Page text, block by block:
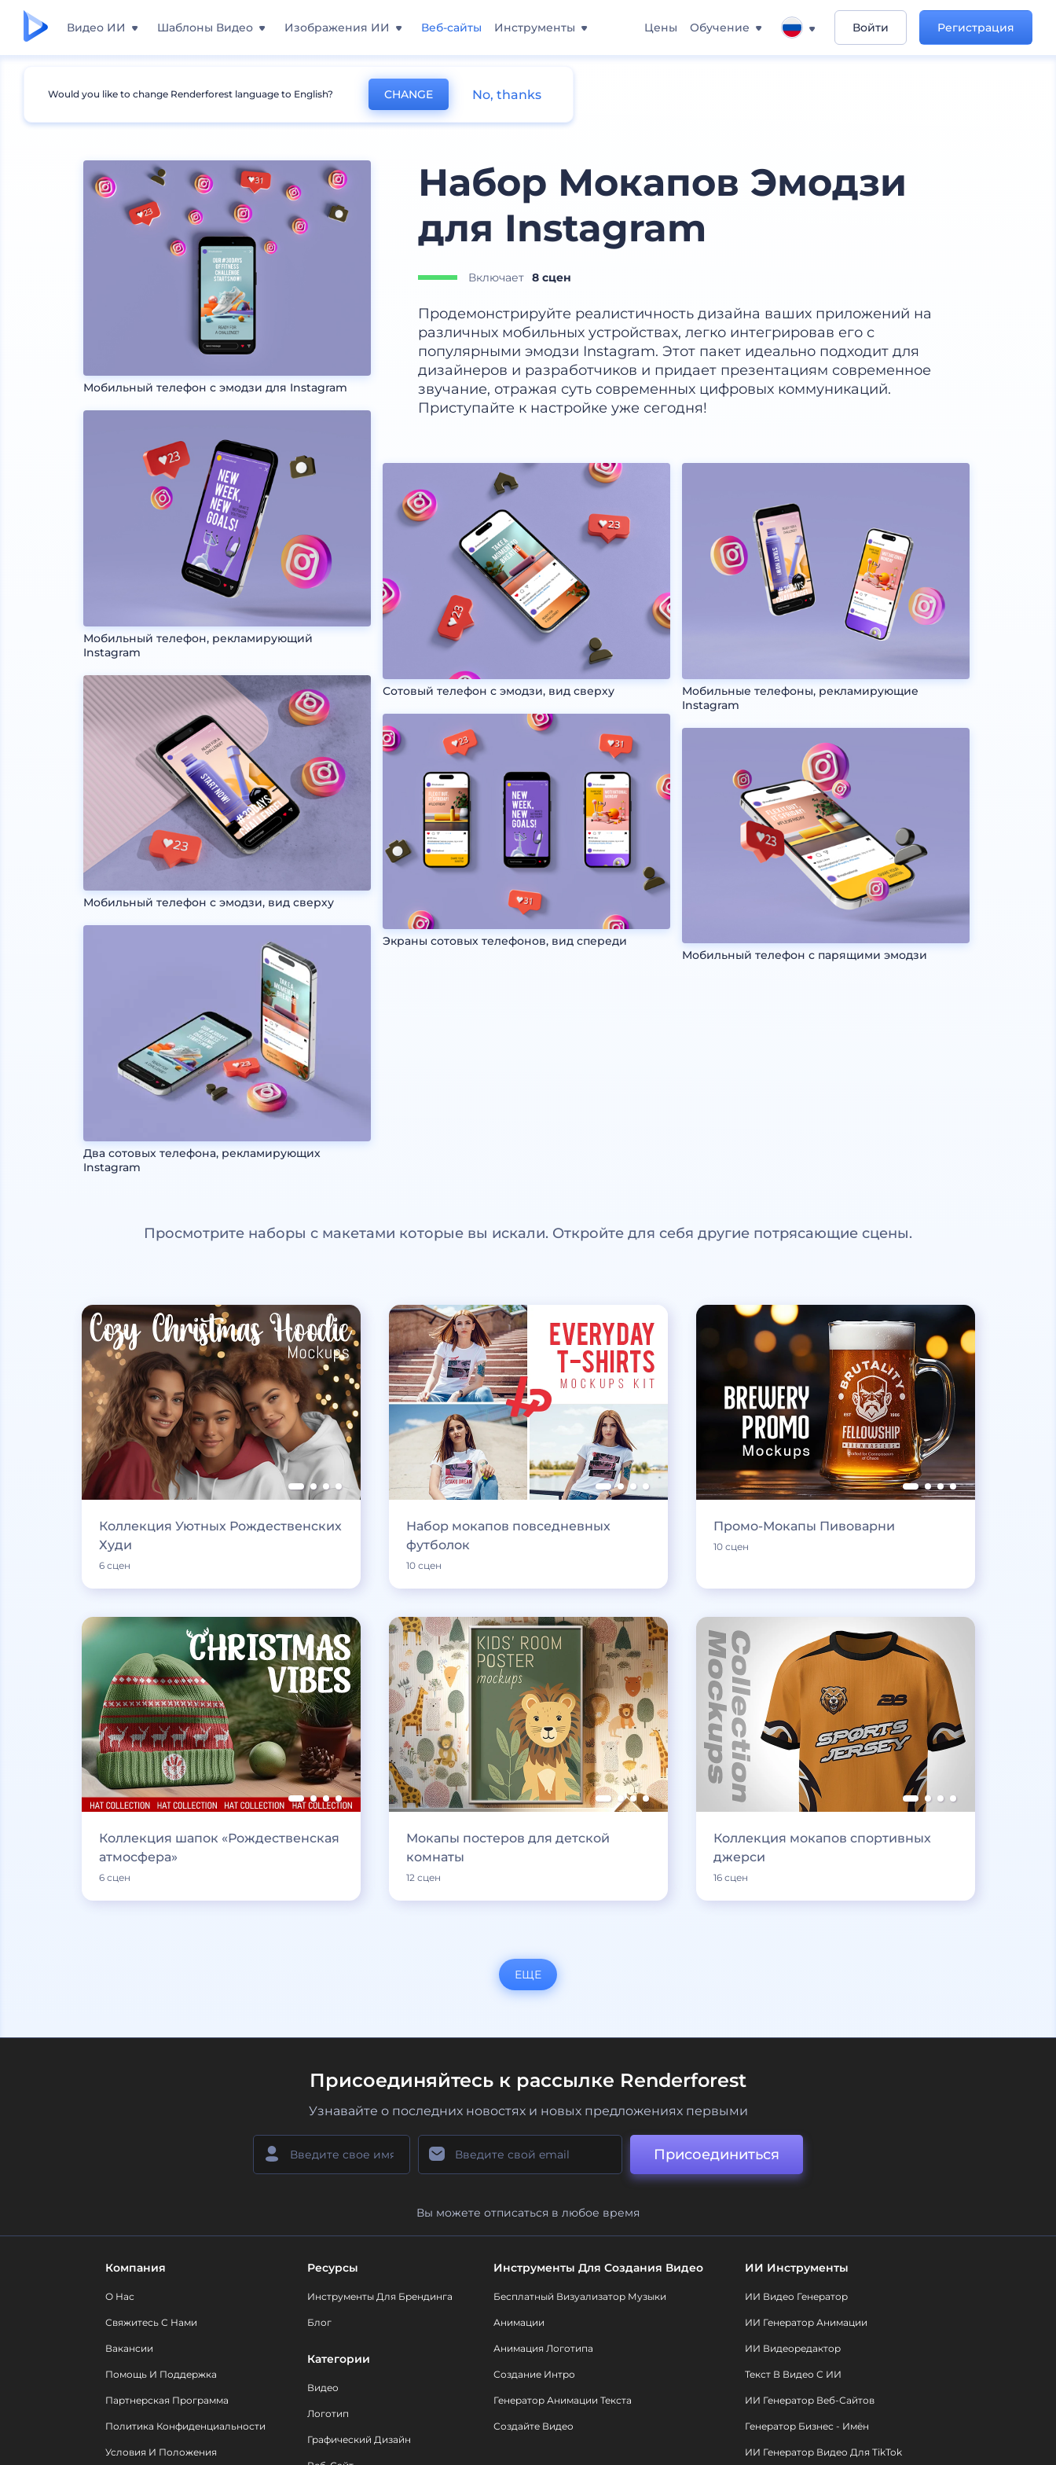
Видео ИИ Шаблоны Видео Изображения ИИ Веб-сайты Инструменты Цены Обучение Войти Регистрация
Мокапы Устройства Мокапы iPhone
Мобильный телефон с эмодзи для Instagram
Мобильный телефон, рекламирующий
Instagram
Мобильный телефон с эмодзи, вид сверху
Два сотовых телефона, рекламирующих
Instagram
Набор Мокапов Эмодзи
для Instagram
Включает 8 сцен
Продемонстрируйте реалистичность дизайна ваших приложений на
различных мобильных устройствах, легко интегрировав его с
популярными эмодзи Instagram. Этот пакет идеально подходит для
дизайнеров и разработчиков и придает презентациям современное
звучание, отражая суть современных цифровых коммуникаций.
Приступайте к настройке уже сегодня!
Сотовый телефон с эмодзи, вид сверху
Экраны сотовых телефонов, вид спереди
Мобильные телефоны, рекламирующие
Instagram
Мобильный телефон с парящими эмодзи
Просмотрите наборы с макетами которые вы искали. Откройте для себя другие потрясающие сцены.
Коллекция Уютных Рождественских
Худи
6 сцен
Набор мокапов повседневных
футболок
10 сцен
Промо-Мокапы Пивоварни
10 сцен
Коллекция шапок «Рождественская
атмосфера»
6 сцен
Мокапы постеров для детской
комнаты
12 сцен
Коллекция мокапов спортивных
джерси
16 сцен
ЕЩЕ
Присоединяйтесь к рассылке Renderforest
Узнавайте о последних новостях и новых предложениях первыми
Присоединиться
Вы можете отписаться в любое время
Компания
О Нас
Свяжитесь С Нами
Вакансии
Помощь И Поддержка
Партнерская Программа
Политика Конфиденциальности
Условия И Положения
Ресурсы
Инструменты Для Брендинга
Блог
Категории
Видео
Логотип
Графический Дизайн
Инструменты Для Создания Видео
Бесплатный Визуализатор Музыки
Анимации
Анимация Логотипа
Создание Интро
Генератор Анимации Текста
Создайте Видео
ИИ Инструменты
ИИ Видео Генератор
ИИ Генератор Анимации
ИИ Видеоредактор
Текст В Видео С ИИ
ИИ Генератор Веб-Сайтов
Генератор Бизнес - Имён
ИИ Генератор Видео Для TikTok
Would you like to change Renderforest language to English? CHANGE No, thanks